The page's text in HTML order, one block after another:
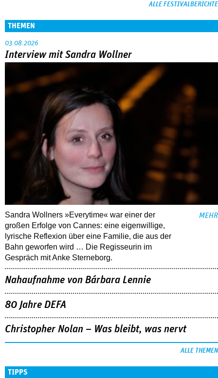
ALLE FESTIVALBERICHTE
THEMEN
03.08.2026
Interview mit Sandra Wollner
Sandra Wollners »Everytime« war einer der
großen Erfolge von Cannes: eine eigenwillige,
lyrische Reflexion über eine ­Familie, die aus der
Bahn geworfen wird … Die Regisseurin im
Gespräch mit Anke Sterneborg.
MEHR
Nahaufnahme von Bárbara Lennie
80 Jahre DEFA
Christopher Nolan – Was bleibt, was nervt
ALLE THEMEN
TIPPS